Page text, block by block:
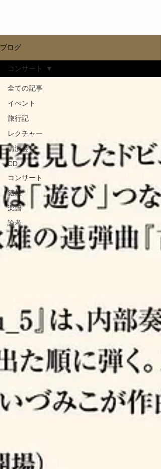
ブログ
全ての記事
イべント
旅行記
レクチャー
講演会
CD
コンサート
随想
楽譜
論考
コンサート